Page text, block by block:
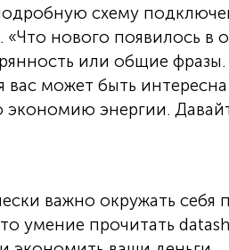
схему
нового появилось в
или общие фразы.
может быть
энергии.
важно окружать
умение прочитать